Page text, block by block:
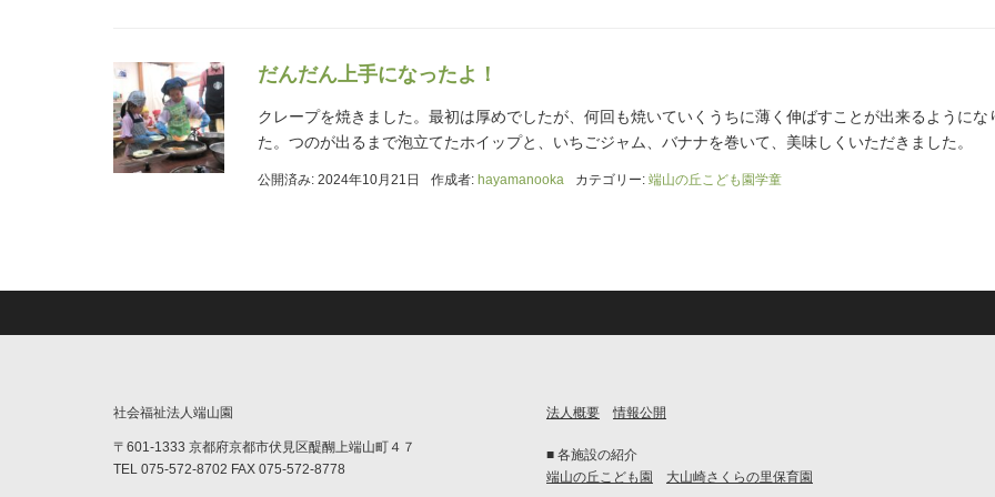
だんだん上手になったよ！
クレープを焼きました。最初は厚めでしたが、何回も焼いていくうちに薄く伸ばすことが出来るようにな
た。つのが出るまで泡立てたホイップと、いちごジャム、バナナを巻いて、美味しくいただきました。
公開済み: 2024年10月21日 作成者: hayamanooka カテゴリー: 端山の丘こども園学童
社会福祉法人端山園
〒601-1333 京都府京都市伏見区醍醐上端山町４７
TEL 075-572-8702 FAX 075-572-8778
法人概要 情報公開
■ 各施設の紹介
端山の丘こども園
大山崎さくらの里保育園